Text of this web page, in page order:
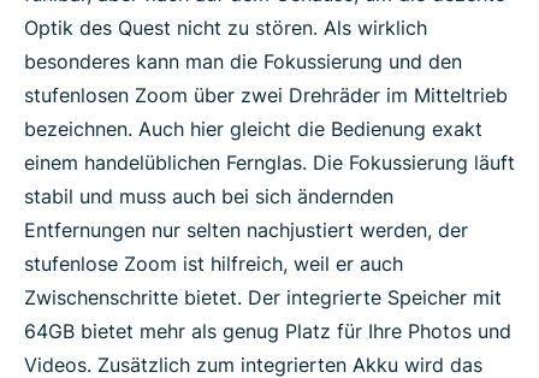
Optik des Quest nicht zu stören. Als wirklich
besonderes kann man die Fokussierung und den
stufenlosen Zoom über zwei Drehräder im Mitteltrieb
bezeichnen. Auch hier gleicht die Bedienung exakt
einem handelüblichen Fernglas. Die Fokussierung läuft
stabil und muss auch bei sich ändernden
Entfernungen nur selten nachjustiert werden, der
stufenlose Zoom ist hilfreich, weil er auch
Zwischenschritte bietet. Der integrierte Speicher mit
64GB bietet mehr als genug Platz für Ihre Photos und
Videos. Zusätzlich zum integrierten Akku wird das